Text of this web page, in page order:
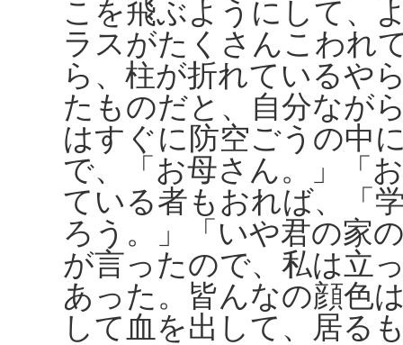
こを飛ぶようにして、
ラスがたくさんこわれ
ら、柱が折れているや
たものだと、自分なが
はすぐに防空ごうの中
で、「お母さん。」「
ている者もおれば、「
ろう。」「いや君の家
が言ったので、私は立
あった。皆んなの顔色
して血を出して、居る